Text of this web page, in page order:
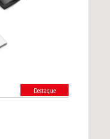
Destaque